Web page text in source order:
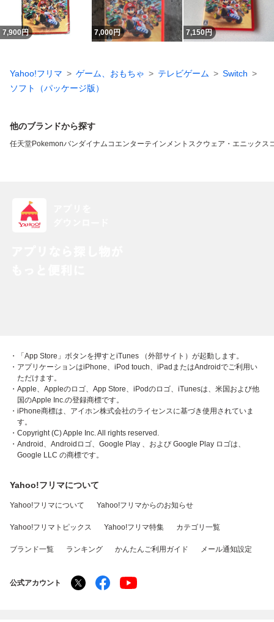
7,900円 7,000円 7,150円
Yahoo!フリマ ゲーム、おもちゃ テレビゲーム
Switch
ソフト（パッケージ版）
他のブランドから探す
任天堂Pokemonバンダイナムコエンターテインメント スクウェア・エニックス
・「App Store」ボタンを押すとiTunes （外部サイト）が起動します。
・アプリケーションはiPhone、iPod touch、iPadまたはAndroidでご利用い
ただけます。
・Apple、Appleのロゴ、App Store、iPodのロゴ、iTunesは、米国および他
国のApple Inc.の登録商標です。
・iPhone商標は、アイホン株式会社のライセンスに基づき使用されていま
す。
・Copyright (C) Apple Inc. All rights reserved.
・Android、Androidロゴ、Google Play 、および Google Play ロゴは、
Google LLC の商標です。
Yahoo!フリマについて
Yahoo!フリマについて Yahoo!フリマからのお知らせ
Yahoo!フリマトピックス Yahoo!フリマ特集 カテゴリ一覧
ブランド一覧 ランキング かんたんご利用ガイド メール通知設定
公式アカウント